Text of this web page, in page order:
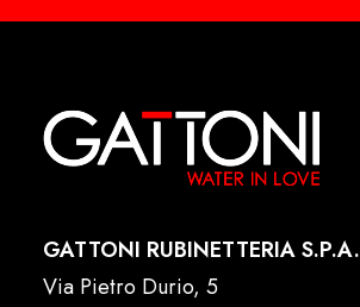
GATTONI RUBINETTERIA S.P.A.
Via Pietro Durio, 5